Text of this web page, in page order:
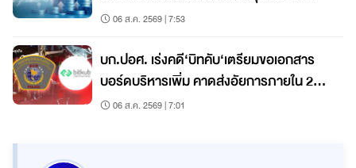
ส.ค.นี้
06 ส.ค. 2569 | 7:53
บก.ปอศ. เร่งคดี‘บิทคับ‘เตรียมขอเอกสาร
บอร์ดบริหารเพิ่ม คาดส่งอัยการภายใน 2
เดือน06 ส.ค. 2569 | 7:01